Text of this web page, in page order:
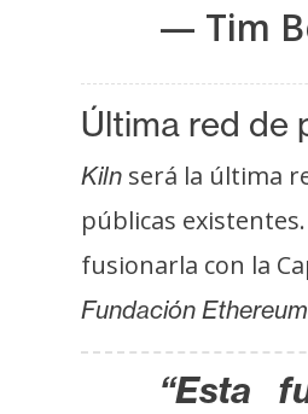
o
n
a
c
t
y
P
— Tim
Última red de
Kiln será la última
públicas existentes.
fusionarla con la
Fundación Ethereum
“Esta